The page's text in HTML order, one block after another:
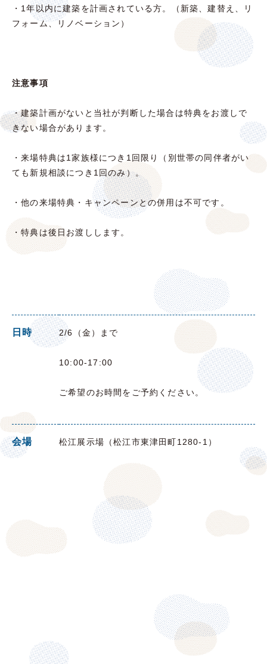
・1年以内に建築を計画されている方。（新築、建替え、リ
フォーム、リノベーション）
注意事項
・建築計画がないと当社が判断した場合は特典をお渡しで
きない場合があります。
・来場特典は1家族様につき1回限り（別世帯の同伴者がい
ても新規相談につき1回のみ）。
・他の来場特典・キャンペーンとの併用は不可です。
・特典は後日お渡しします。
日時 2/6（金）まで
10:00-17:00
ご希望のお時間をご予約ください。
会場 松江展示場（松江市東津田町1280-1）